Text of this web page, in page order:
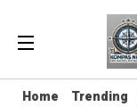
Home Trending
Home Trending